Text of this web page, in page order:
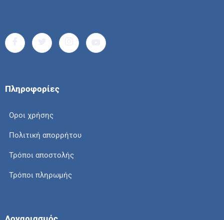
Πληροφορίες
Οροι χρήσης
Πολιτική απορρήτου
Τρόποι αποστολής
Τρόποι πληρωμής